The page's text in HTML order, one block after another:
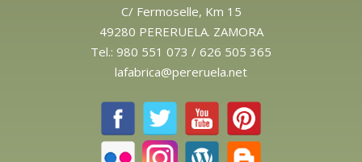
C/ Fermoselle, Km 15
49280 PERERUELA. ZAMORA
Tel.: 980 551 073 / 626 505 365
lafabrica@pereruela.net